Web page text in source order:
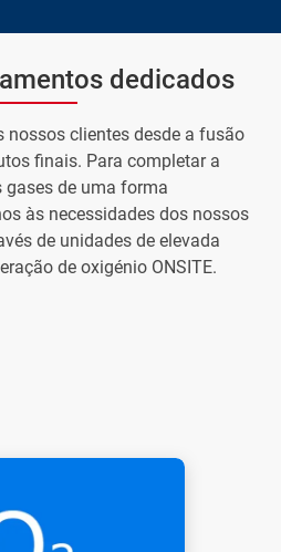
dedicados
nossos clientes desde a fusão
finais. Para completar a
de uma forma
às necessidades dos nossos
de unidades de elevada
de oxigénio ONSITE.